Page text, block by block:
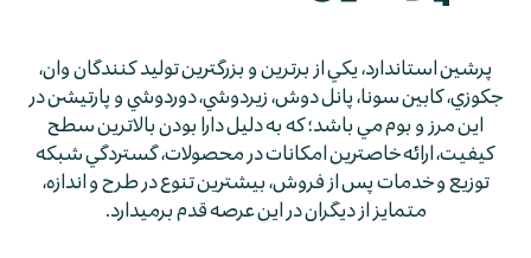
پرشين استاندارد، يكي از برترين و بزرگترين توليد كنندگان وان،
جكوزي، كابين سونا، پانل دوش، زيردوشي، دوردوشي و پارتيشن در
اين مرز و بوم مي باشد؛ كه به دليل دارا بودن بالاترين سطح
كيفيت، ارائه خاصترين امكانات در محصولات، گستردگي شبكه
توزيع و خدمات پس از فروش، بيشترين تنوع در طرح و اندازه،
متمايز از ديگران در اين عرصه قدم برمي­دارد.